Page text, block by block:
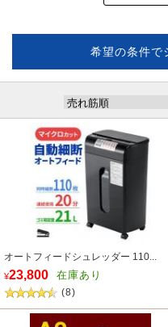
希望の条件で
オートフィードシュレッダー 110...
¥23,800 在庫あり
(8)